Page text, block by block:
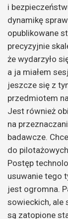
i
dynamikę
opublikowane
precyzyjnie
że wydarzyło
a ja miałem
jeszcze się z
przedmiotem
Jest również
na
badawcze.
do
Postęp
usuwanie tego
jest ogromna.
sowieckich, ale
są zatopione